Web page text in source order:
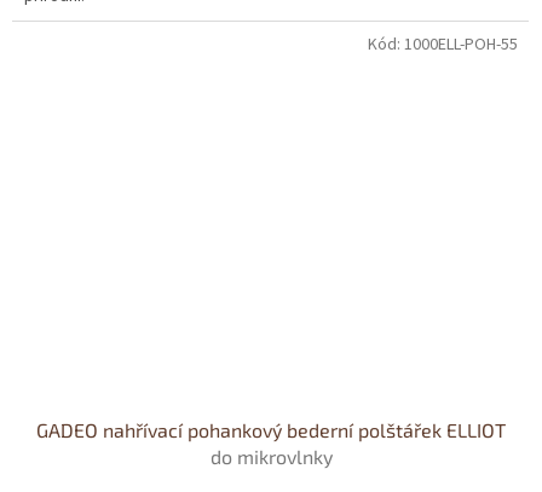
GADEO nahřívací pohankový bederní polštářek ELLIOT
do mikrovlnky
Kód: 1000ELL-POH-55